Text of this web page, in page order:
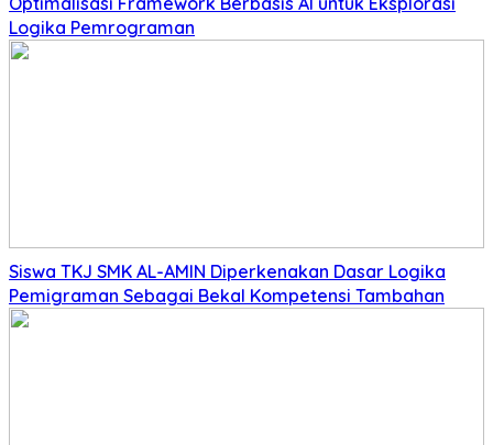
Logika Pemrograman
Siswa TKJ SMK AL-AMIN Diperkenakan Dasar Logika
Pemigraman Sebagai Bekal Kompetensi Tambahan